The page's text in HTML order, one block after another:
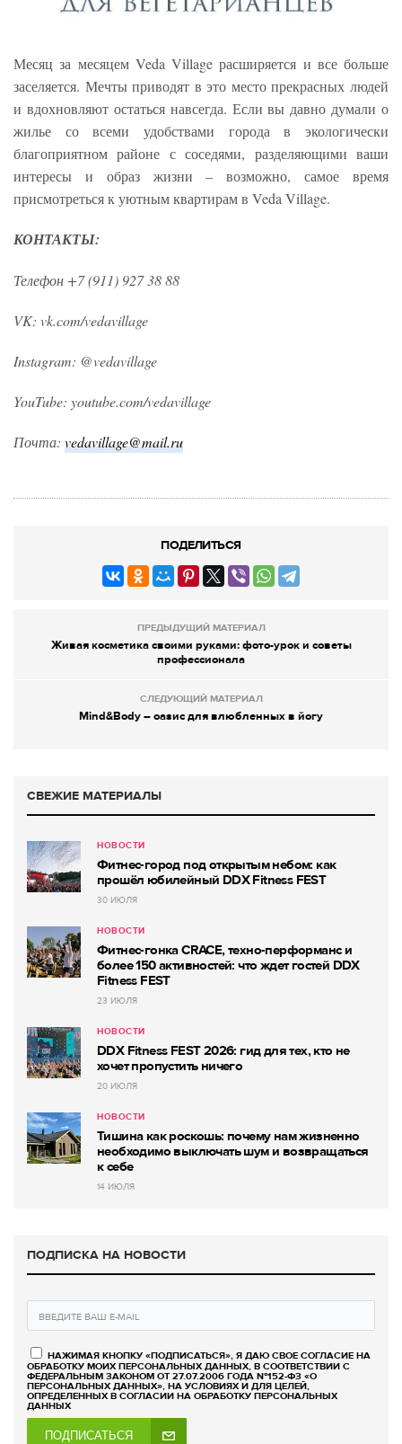
Месяц за месяцем Veda Village расширяется и все больше
заселяется. Мечты приводят в это место прекрасных людей
и вдохновляют остаться навсегда. Если вы давно думали о
жилье со всеми удобствами города в экологически
благоприятном районе с соседями, разделяющими ваши
интересы и образ жизни – возможно, самое время
присмотреться к уютным квартирам в Veda Village.
КОНТАКТЫ:
Телефон +7 (911) 927 38 88
VK: vk.com/vedavillage
Instagram: @vedavillage
YouTube: youtube.com/vedavillage
Почта: vedavillage@mail.ru
ПОДЕЛИТЬСЯ
ПРЕДЫДУЩИЙ МАТЕРИАЛ
Живая косметика своими руками: фото-урок и советы
профессионала
СЛЕДУЮЩИЙ МАТЕРИАЛ
Mind&Body – оазис для влюбленных в йогу
СВЕЖИЕ МАТЕРИАЛЫ
НОВОСТИ
Фитнес-город под открытым небом: как
прошёл юбилейный DDX Fitness FEST
30 ИЮЛЯ
НОВОСТИ
Фитнес-гонка CRACE, техно-перформанс и
более 150 активностей: что ждет гостей DDX
Fitness FEST
23 ИЮЛЯ
НОВОСТИ
DDX Fitness FEST 2026: гид для тех, кто не
хочет пропустить ничего
20 ИЮЛЯ
НОВОСТИ
Тишина как роскошь: почему нам жизненно
необходимо выключать шум и возвращаться
к себе
14 ИЮЛЯ
ПОДПИСКА НА НОВОСТИ
НАЖИМАЯ КНОПКУ «ПОДПИСАТЬСЯ», Я ДАЮ СВОЕ СОГЛАСИЕ НА
ОБРАБОТКУ МОИХ ПЕРСОНАЛЬНЫХ ДАННЫХ, В СООТВЕТСТВИИ С
ФЕДЕРАЛЬНЫМ ЗАКОНОМ ОТ 27.07.2006 ГОДА №152-ФЗ «О
ПЕРСОНАЛЬНЫХ ДАННЫХ», НА УСЛОВИЯХ И ДЛЯ ЦЕЛЕЙ,
ОПРЕДЕЛЕННЫХ В СОГЛАСИИ НА ОБРАБОТКУ ПЕРСОНАЛЬНЫХ
ДАННЫХ
ПОДПИСАТЬСЯ